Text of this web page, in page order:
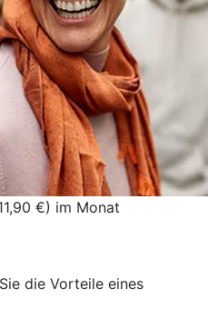
€) im Monat
die Vorteile eines